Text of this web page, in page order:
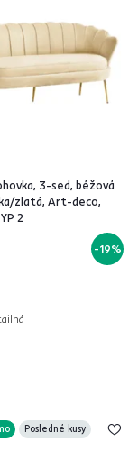
3-sed, béžová
zlatá, Art-deco,
2
-19%
Posledné kusy